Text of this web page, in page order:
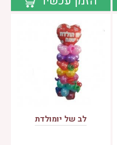
לב של יומולדת